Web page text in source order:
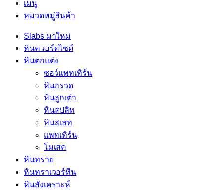
เมนู
หมวดหมู่สินค้า
Slabs มาใหม่
หินควอร์ตไซต์
หินตกแต่ง
ซอว์แพทเทิร์น
หินกรวด
หินลูกเต๋า
หินสปลิท
หินสเลท
แพทเทิร์น
โมเสค
หินทราย
หินทราเวอร์ทีน
หินสังเคราะห์